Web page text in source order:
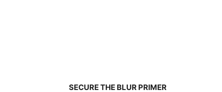
SECURE THE BLUR PRIMER